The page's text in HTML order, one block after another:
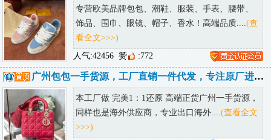
专营欧美品牌包包、潮鞋、服装、手表、腰带、
饰品、围巾、眼镜、帽子、香水！高端品质.... (查
看全文>>>)
人气:42456 赞 :772
广州包包一手货源，工厂直销一件代发，专注原厂进口皮，全国包邮诚招代理
本工厂做 完美1：1还原 高端正货广州一手货源，
同样也是海外供应商，专业出口海外.... (查看全文
>>>)